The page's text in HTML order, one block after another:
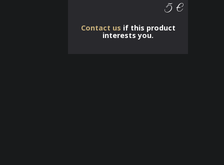
5 €
Contact us if this product
interests you.